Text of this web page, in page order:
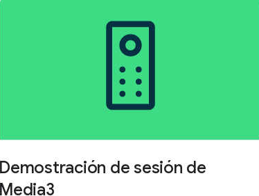
Demostración de sesión de
Media3